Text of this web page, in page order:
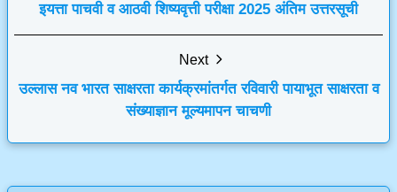
इयत्ता पाचवी व आठवी शिष्यवृत्ती परीक्षा 2025 अंतिम उत्तरसूची
Next
उल्लास नव भारत साक्षरता कार्यक्रमांतर्गत रविवारी पायाभूत साक्षरता व
संख्याज्ञान मूल्यमापन चाचणी